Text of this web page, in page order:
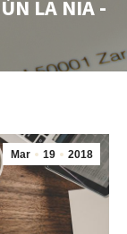
LA NIA -
Mar 19 2018